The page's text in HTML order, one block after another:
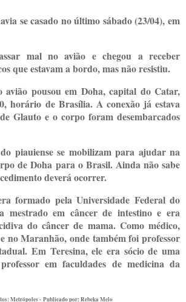
se casado no último sábado (23/04), em
mal no avião e chegou a receber
que estavam a bordo, mas não resistiu.
avião pousou em Doha, capital do Catar,
horário de Brasília. A conexão já estava
Glauto e o corpo foram desembarcados
piauiense se mobilizam para ajudar na
de Doha para o Brasil. Ainda não sabe
deverá ocorrer.
formado pela Universidade Federal do
mestrado em câncer de intestino e era
do câncer de mama. Como médico,
no Maranhão, onde também foi professor
Em Teresina, ele era sócio de uma
em faculdades de medicina da
Metrópoles - Publicado por: Rebeka Melo